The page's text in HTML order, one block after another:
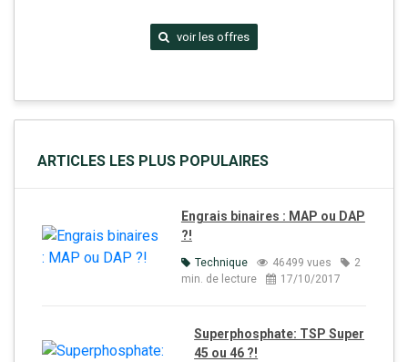
voir les offres
ARTICLES LES PLUS POPULAIRES
Engrais binaires : MAP ou DAP
?!
Technique 46499 vues
2
min. de lecture
17/10/2017
Superphosphate: TSP Super
45 ou 46 ?!